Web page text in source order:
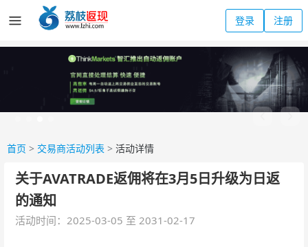
登录 注册
首页 > 交易商活动列表 > 活动详情
关于AVATRADE返佣将在3月5日升级为日返
的通知
活动时间：2025-03-05 至 2031-02-17